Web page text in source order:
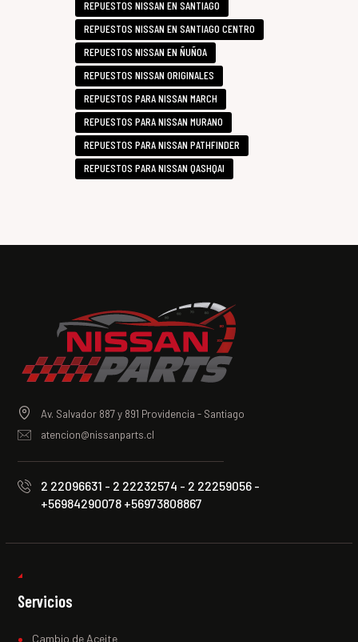
REPUESTOS NISSAN EN SANTIAGO
REPUESTOS NISSAN EN SANTIAGO CENTRO
REPUESTOS NISSAN EN ÑUÑOA
REPUESTOS NISSAN ORIGINALES
REPUESTOS PARA NISSAN MARCH
REPUESTOS PARA NISSAN MURANO
REPUESTOS PARA NISSAN PATHFINDER
REPUESTOS PARA NISSAN QASHQAI
Av. Salvador 887 y 891 Providencia - Santiago
atencion@nissanparts.cl
2 22096631 - 2 22232574 - 2 22259056 -
+56984290078 +56973808867
Servicios
Cambio de Aceite